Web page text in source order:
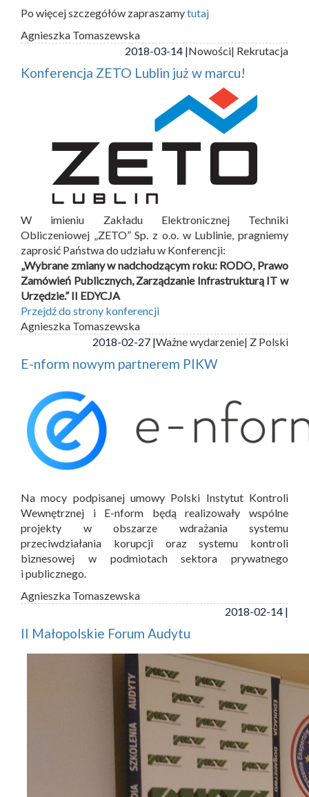
Po więcej szczegółów zapraszamytutaj
Agnieszka Tomaszewska
2018-03-14 |Nowości| Rekrutacja
Konferencja ZETO Lublin już w marcu!
W imieniu Zakładu Elektronicznej Techniki
Obliczeniowej „ZETO” Sp. z o.o. w Lublinie, pragniemy
zaprosić Państwa do udziału w Konferencji:
„Wybrane zmiany w nadchodzącym roku: RODO, Prawo
Zamówień Publicznych, Zarządzanie Infrastrukturą IT w
Urzędzie.” II EDYCJA
Przejdź do strony konferencji
Agnieszka Tomaszewska
2018-02-27 |Ważne wydarzenie| Z Polski
E-nform nowym partnerem PIKW
Na mocy podpisanej umowy Polski Instytut Kontroli
Wewnętrznej i E-nform będą realizowały wspólne
projekty w obszarze wdrażania systemu
przeciwdziałania korupcji oraz systemu kontroli
biznesowej w podmiotach sektora prywatnego
i publicznego.
Agnieszka Tomaszewska
2018-02-14 |
II Małopolskie Forum Audytu